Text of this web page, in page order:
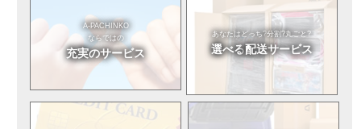
A-PACHINKO
ならではの
充実のサービス
あなたはどっち?分割?丸ごと?
選べる配送サービス